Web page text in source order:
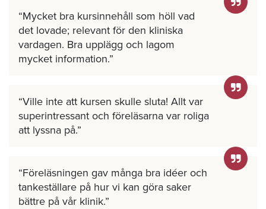
Mycket bra kursinnehåll som höll vad
det lovade; relevant för den kliniska
vardagen. Bra upplägg och lagom
mycket information.
Ville inte att kursen skulle sluta! Allt var
superintressant och föreläsarna var roliga
att lyssna på.
Föreläsningen gav många bra idéer och
tankeställare på hur vi kan göra saker
bättre på vår klinik.